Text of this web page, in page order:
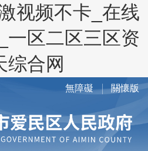
视频不卡_在线
一区二区三区资
综合网
無障礙 關懷版